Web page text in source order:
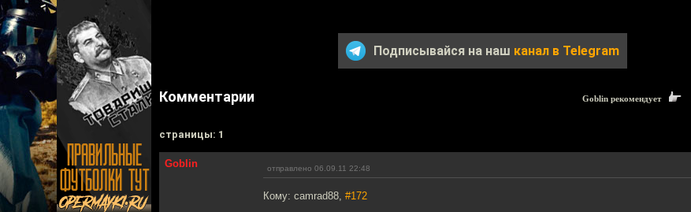
Подписывайся на наш канал в Telegram
Комментарии Goblin рекомендует
cтраницы: 1
Goblin отправлено 06.09.11 22:48
Кому: camrad88, #172